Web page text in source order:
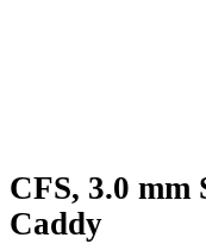
CFS, 3.0 mm
Caddy